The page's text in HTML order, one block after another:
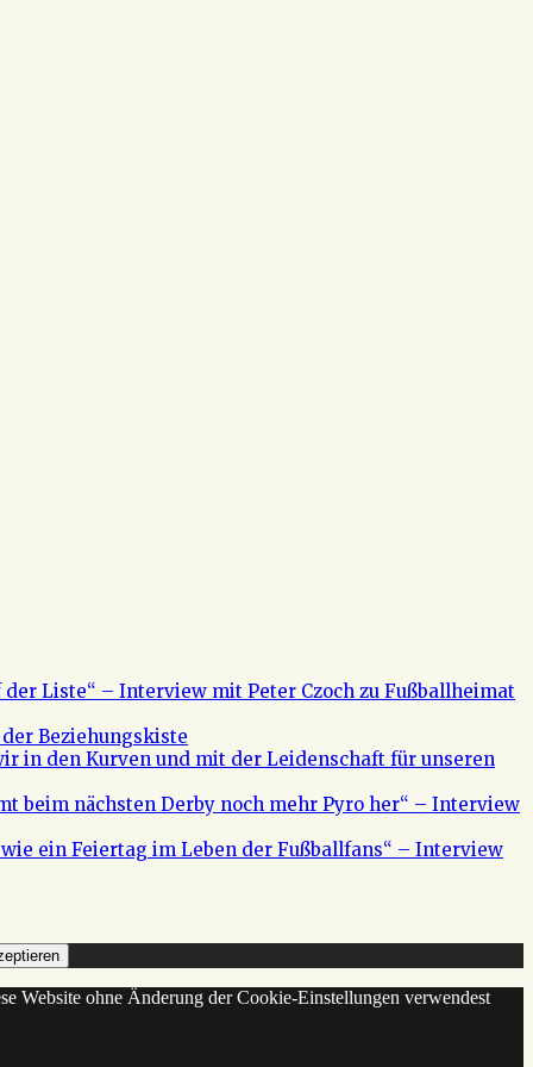
Liste“ – Interview mit Peter Czoch zu Fußballheimat
Beziehungskiste
in den Kurven und mit der Leidenschaft für unseren
beim nächsten Derby noch mehr Pyro her“ – Interview
wie ein Feiertag im Leben der Fußballfans“ – Interview
Website ohne Änderung der Cookie-Einstellungen verwendest